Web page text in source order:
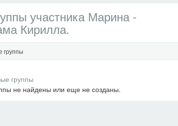
участника Марина -
Кирилла.
группы
не найдены или еще не созданы.